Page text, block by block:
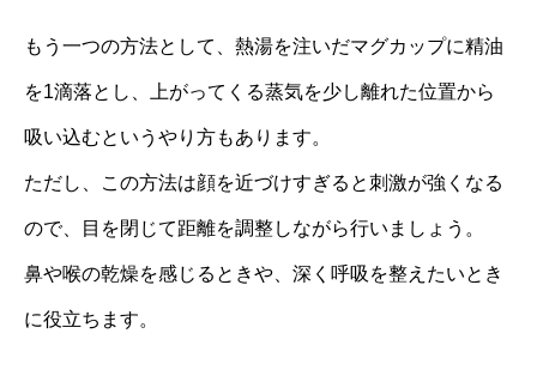
もう一つの方法として、熱湯を注いだマグカップに精油
を1滴落とし、上がってくる蒸気を少し離れた位置から
吸い込むというやり方もあります。
ただし、この方法は顔を近づけすぎると刺激が強くなる
ので、目を閉じて距離を調整しながら行いましょう。
鼻や喉の乾燥を感じるときや、深く呼吸を整えたいとき
に役立ちます。